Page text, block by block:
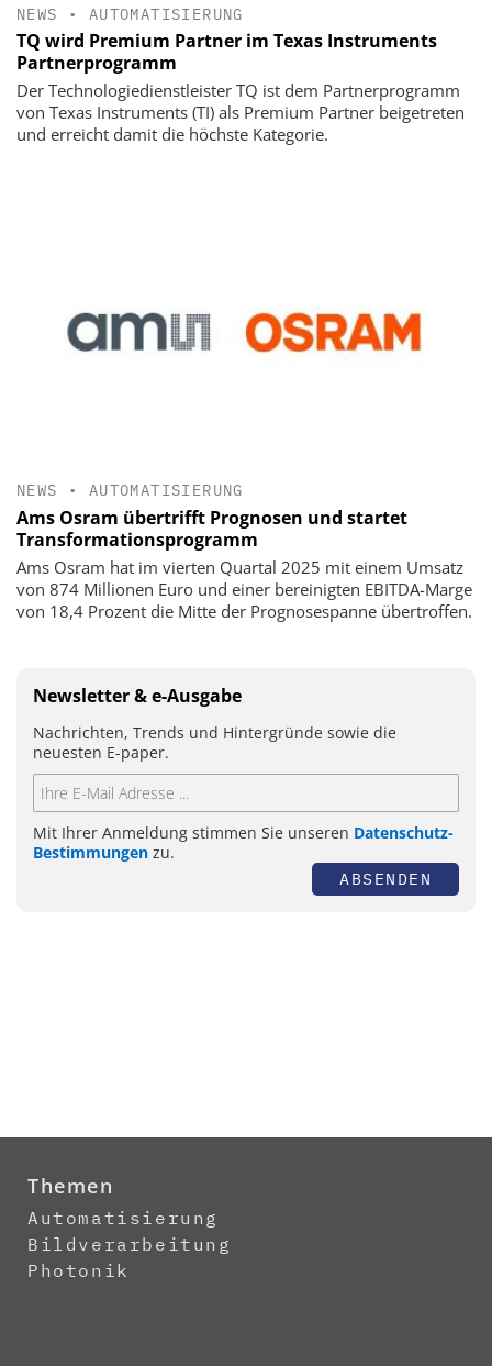
NEWS • AUTOMATISIERUNG
TQ wird Premium Partner im Texas Instruments
Partnerprogramm
Der Technologiedienstleister TQ ist dem Partnerprogramm
von Texas Instruments (TI) als Premium Partner beigetreten
und erreicht damit die höchste Kategorie.
NEWS • AUTOMATISIERUNG
Ams Osram übertrifft Prognosen und startet
Transformationsprogramm
Ams Osram hat im vierten Quartal 2025 mit einem Umsatz
von 874 Millionen Euro und einer bereinigten EBITDA-Marge
von 18,4 Prozent die Mitte der Prognosespanne übertroffen.
Newsletter & e-Ausgabe
Nachrichten, Trends und Hintergründe sowie die
neuesten E-paper.
Mit Ihrer Anmeldung stimmen Sie unseren Datenschutz-
Bestimmungen zu.
ABSENDEN
Themen
Automatisierung
Bildverarbeitung
Photonik